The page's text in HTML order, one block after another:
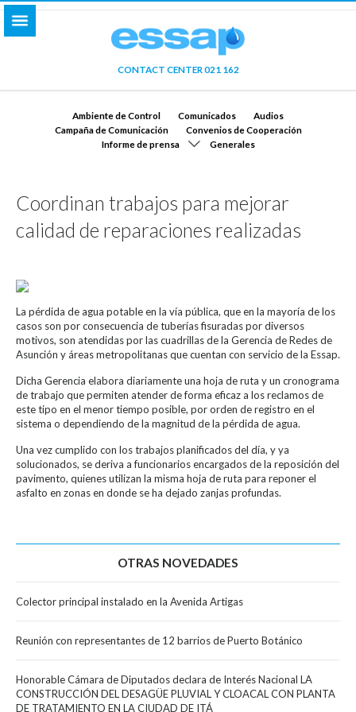
CONTACT CENTER 021 162
Ambiente de Control Comunicados
Audios
Campaña de Comunicación
Convenios de Cooperación
Informe de prensa
Generales
Coordinan trabajos para mejorar
calidad de reparaciones realizadas
La pérdida de agua potable en la vía pública, que en la mayoría de los
casos son por consecuencia de tuberías fisuradas por diversos
motivos, son atendidas por las cuadrillas de la Gerencia de Redes de
Asunción y áreas metropolitanas que cuentan con servicio de la Essap.
Dicha Gerencia elabora diariamente una hoja de ruta y un cronograma
de trabajo que permiten atender de forma eficaz a los reclamos de
este tipo en el menor tiempo posible, por orden de registro en el
sistema o dependiendo de la magnitud de la pérdida de agua.
Una vez cumplido con los trabajos planificados del día, y ya
solucionados, se deriva a funcionarios encargados de la reposición del
pavimento, quienes utilizan la misma hoja de ruta para reponer el
asfalto en zonas en donde se ha dejado zanjas profundas.
OTRAS NOVEDADES
Colector principal instalado en la Avenida Artigas
Reunión con representantes de 12 barrios de Puerto Botánico
Honorable Cámara de Diputados declara de Interés Nacional LA
CONSTRUCCIÓN DEL DESAGÜE PLUVIAL Y CLOACAL CON PLANTA
DE TRATAMIENTO EN LA CIUDAD DE ITÁ